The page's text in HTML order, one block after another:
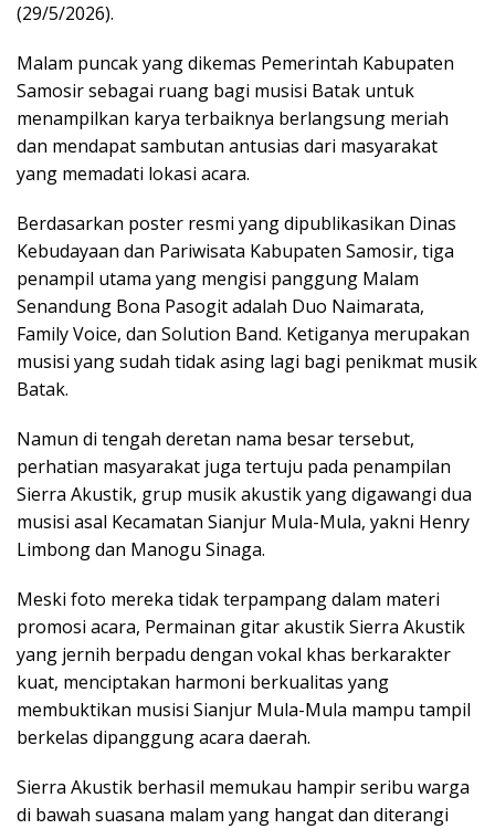
(29/5/2026).
Malam puncak yang dikemas Pemerintah Kabupaten
Samosir sebagai ruang bagi musisi Batak untuk
menampilkan karya terbaiknya berlangsung meriah
dan mendapat sambutan antusias dari masyarakat
yang memadati lokasi acara.
Berdasarkan poster resmi yang dipublikasikan Dinas
Kebudayaan dan Pariwisata Kabupaten Samosir, tiga
penampil utama yang mengisi panggung Malam
Senandung Bona Pasogit adalah Duo Naimarata,
Family Voice, dan Solution Band. Ketiganya merupakan
musisi yang sudah tidak asing lagi bagi penikmat musik
Batak.
Namun di tengah deretan nama besar tersebut,
perhatian masyarakat juga tertuju pada penampilan
Sierra Akustik, grup musik akustik yang digawangi dua
musisi asal Kecamatan Sianjur Mula-Mula, yakni Henry
Limbong dan Manogu Sinaga.
Meski foto mereka tidak terpampang dalam materi
promosi acara, Permainan gitar akustik Sierra Akustik
yang jernih berpadu dengan vokal khas berkarakter
kuat, menciptakan harmoni berkualitas yang
membuktikan musisi Sianjur Mula-Mula mampu tampil
berkelas dipanggung acara daerah.
Sierra Akustik berhasil memukau hampir seribu warga
di bawah suasana malam yang hangat dan diterangi